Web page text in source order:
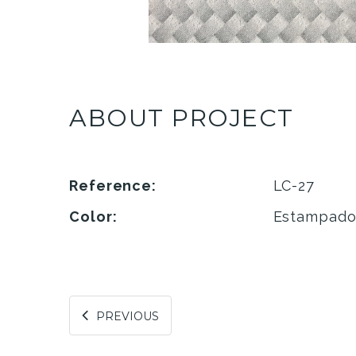
ABOUT PROJECT
Reference:
LC-27
Color:
Estampado
PREVIOUS